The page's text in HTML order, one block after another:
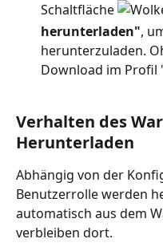
Schaltfläche
herunterladen",
herunterzuladen.
Download im Profil
Verhalten des
Herunterladen
Abhängig von der
Benutzerrolle werden
automatisch aus dem
verbleiben dort.